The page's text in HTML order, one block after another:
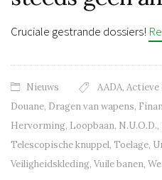
Cruciale gestrande dossiers!
Nieuws AADA,
Douane, Dragen van wapens,
Hervorming, Loopbaan, N.U.O.D.,
Telescopische knuppel, Toelage,
Veiligheidskleding, Vuile banen,